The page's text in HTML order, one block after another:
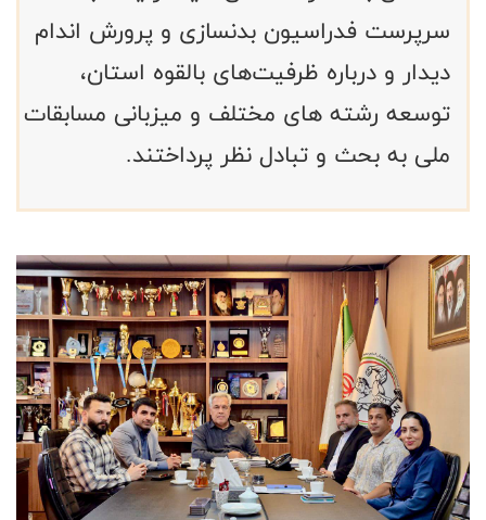
سرپرست فدراسیون بدنسازی و پرورش اندام
دیدار و درباره ظرفیت‌های بالقوه استان،
توسعه رشته های مختلف و میزبانی مسابقات
ملی به بحث و تبادل نظر پرداختند.